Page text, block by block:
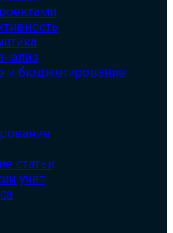
и бюджетирование
статьи
учет